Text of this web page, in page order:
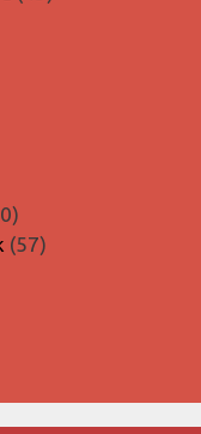
620
termék
5757